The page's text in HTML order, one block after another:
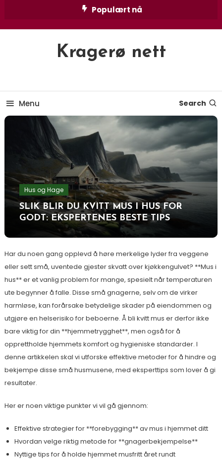
Populært nå
Kragerø nett
Menu Search
Hus og Hage
SLIK BLIR DU KVITT MUS I HUS FOR
GODT: EKSPERTENES BESTE TIPS
Har du noen gang opplevd å høre merkelige lyder fra veggene
eller sett små, uventede gjester skvatt over kjøkkengulvet? **Mus i
hus** er et vanlig problem for mange, spesielt når temperaturen
ute begynner å falle. Disse små gnagerne, selv om de virker
harmløse, kan forårsake betydelige skader på eiendommen og
utgjøre en helserisiko for beboerne. Å bli kvitt mus er derfor ikke
bare viktig for din **hjemmetrygghet**, men også for å
opprettholde hjemmets komfort og hygieniske standarder. I
denne artikkelen skal vi utforske effektive metoder for å hindre og
bekjempe disse små husmusene, med eksperttips som lover å gi
resultater.
Her er noen viktige punkter vi vil gå gjennom:
Effektive strategier for **forebygging** av mus i hjemmet ditt
Hvordan velge riktig metode for **gnagerbekjempelse**
Nyttige tips for å holde hjemmet musfritt året rundt